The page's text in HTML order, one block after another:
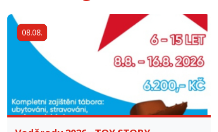
Voděrady 2026 - TOY STORY
Věk 6-15